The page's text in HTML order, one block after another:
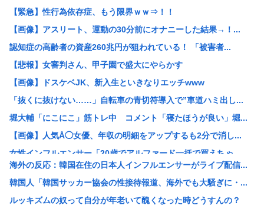
【緊急】性行為依存症、もう限界ｗｗ⇒！！
【画像】アスリート、運動の30分前にオナニーした結果→！...
認知症の高齢者の資産260兆円が狙われている！ 「被害者...
【悲報】女審判さん、甲子園で盛大にやらかす
【画像】ドスケベJK、新入生といきなりエッチwww
「抜くに抜けない……」自転車の青切符導入で”車道ハミ出し...
堀大輔「にこにこ」筋トレ中 コメント「寝たほうが良い」堀...
【画像】人気Å◯女優、年収の明細をアップするも2分で消し...
女性インフルエンサー「20歳でアルファード一括で買えちゃ...
瀬戸環奈がスタイルよすぎて一般男性が隣に並ぶとチンチクリ...
【画像】つるの剛士「キムタクを模写した」ﾊﾟｼｬｯwww
【衝撃】ケニアのスイカ、あまりにも薄過ぎるwww
海外の反応：韓国在住の日本人インフルエンサーがライブ配信...
韓国人「韓国サッカー協会の性接待報道、海外でも大騒ぎに・...
ルッキズムの奴って自分が年老いて醜くなった時どうすんの？